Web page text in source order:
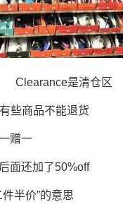
Clearance是清仓区
商品不能退货
赠一
还加了50%off
半价”的意思